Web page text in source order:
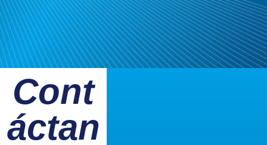
Cont
áctan